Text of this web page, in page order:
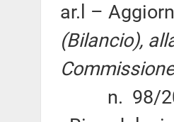
ar.l –
(Bilancio),
n. 98/